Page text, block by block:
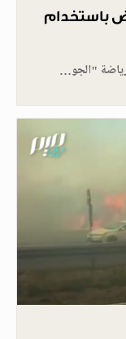
باستخدام
"الجو…